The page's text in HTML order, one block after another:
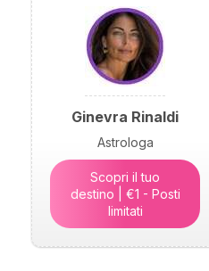
Ginevra Rinaldi
Astrologa
Scopri il tuo
destino | €1 - Posti
limitati